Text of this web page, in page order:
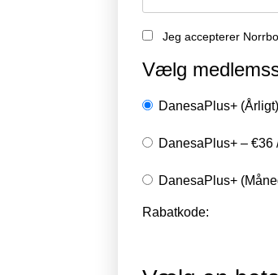
Jeg accepterer
Vælg
DanesaPlus+ (Årligt)
DanesaPlus+ – €36
DanesaPlus+
Rabatkode: